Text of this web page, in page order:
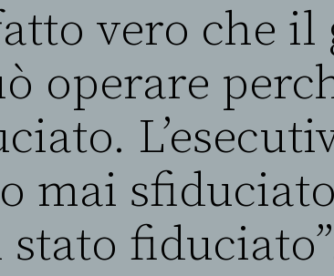
vero che il
operare
mai